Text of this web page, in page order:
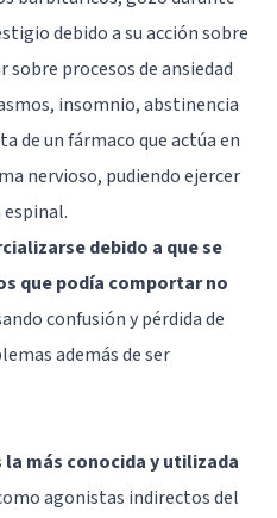
debido a su acción sobre
sobre procesos de ansiedad
insomnio, abstinencia
de un fármaco que actúa en
nervioso, pudiendo ejercer
debido a que se
que podía comportar no
confusión y pérdida de
además de ser
más conocida y utilizada
agonistas indirectos del